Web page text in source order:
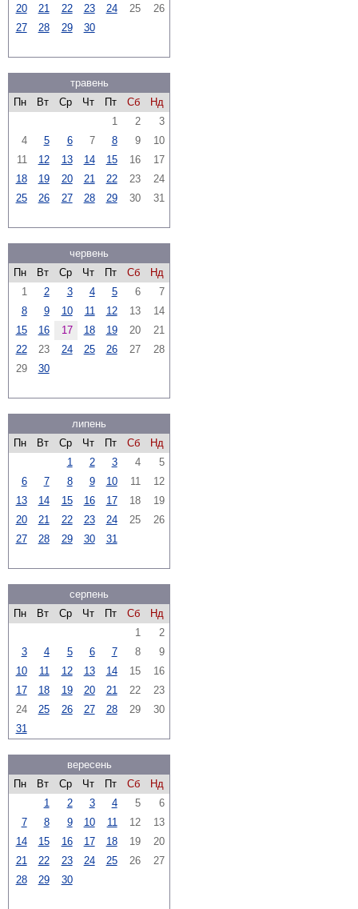
20
21 22 23 24 25
26
27
28 29 30
травень
Пн
Вт Ср Чт Пт Сб
Нд
1
2
3
4
5 6 7 8 9
10
11
12 13 14 15 16
17
18
19 20 21 22 23
24
25
26 27 28 29 30 31
червень
Пн
Вт Ср Чт Пт Сб
Нд
1
2 3 4 5 6
7
8
9 10 11 12 13
14
15
16 17 18 19 20
21
22
23 24 25 26 27
28
29
30
липень
Пн
Вт Ср Чт Пт Сб
Нд
1
2 3 4
5
6
7 8 9 10 11
12
13
14 15 16 17 18
19
20
21 22 23 24 25
26
27
28 29 30 31
серпень
Пн
Вт Ср Чт Пт Сб
Нд
1
2
3
4 5 6 7 8
9
10
11 12 13 14 15
16
17
18 19 20 21 22
23
24
25 26 27 28 29
30
31
вересень
Пн
Вт Ср Чт Пт Сб
Нд
1
2 3 4 5
6
7
8 9 10 11 12
13
14
15 16 17 18 19
20
21
22 23 24 25 26
27
28
29 30